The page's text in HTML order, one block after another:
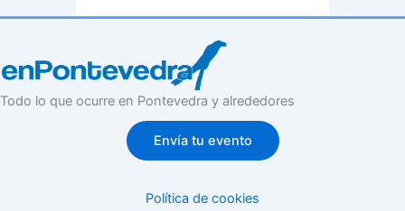
Todo lo que ocurre en Pontevedra y alrededores
Envía tu evento
Política de cookies